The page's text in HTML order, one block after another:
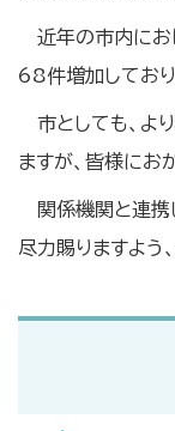
近年の市内にお
68件増加しており
市としても、よ
ますが、皆様にお
関係機関と連
尽力賜りますよう